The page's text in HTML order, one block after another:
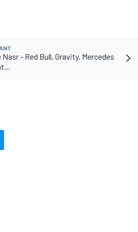
- Red Bull, Gravity, Mercedes